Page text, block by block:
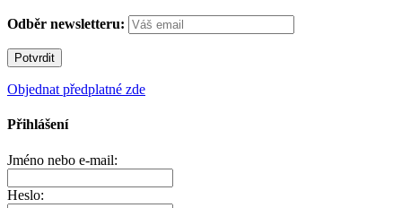
Odběr newsletteru:
Objednat předplatné zde
Přihlášení
Jméno nebo e-mail:
Heslo: